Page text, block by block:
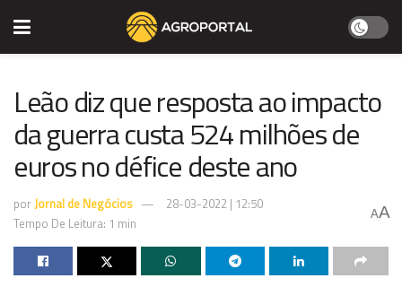
Leão diz que resposta ao impacto
da guerra custa 524 milhões de
euros no défice deste ano
porJornal de Negócios
28-03-2022 | 12:50
Tempo De Leitura: 1 min
AA